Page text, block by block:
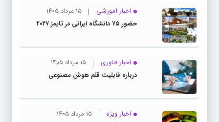
اخبار آموزشی
۱۵ مرداد ۱۴۰۵
حضور ۷۵ دانشگاه ایرانی در تایمز ۲۰۲۷
اخبار فناوری
۱۵ مرداد ۱۴۰۵
درباره قابلیت قلم هوش مصنوعی
اخبار ویژه
۱۵ مرداد ۱۴۰۵